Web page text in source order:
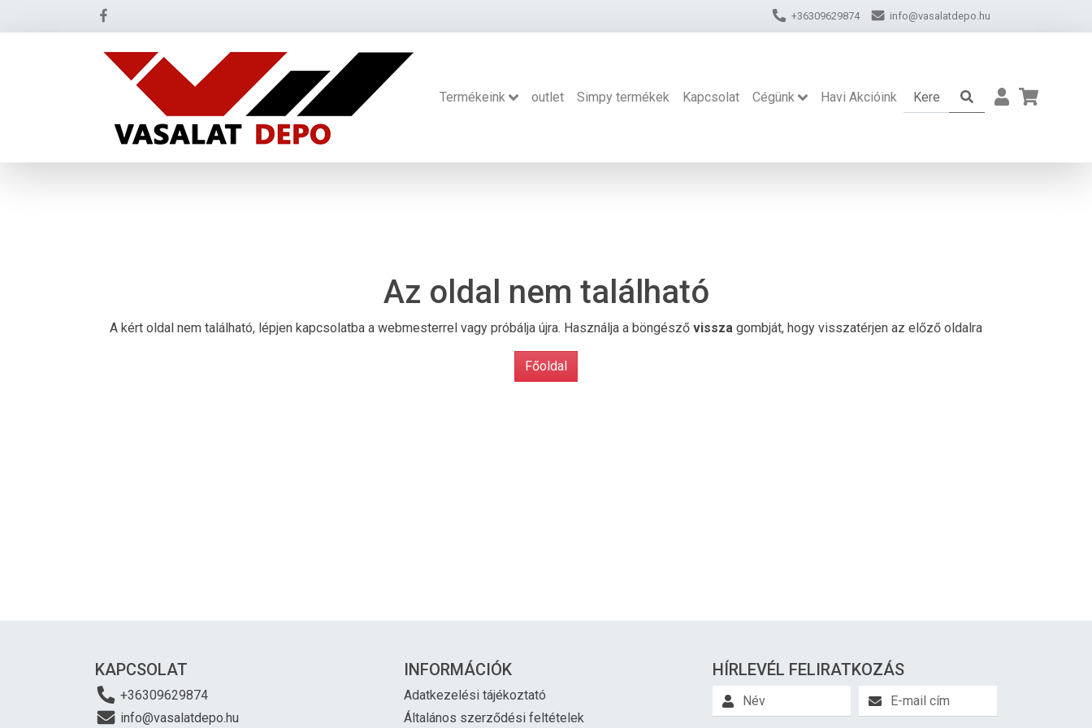
+36309629874 info@vasalatdepo.hu
Termékeink outlet Simpy termékek Kapcsolat Cégünk Havi Akcióink
Az oldal nem található
A kért oldal nem található, lépjen kapcsolatba a webmesterrel vagy próbálja újra. Használja a böngésző vissza gombját, hogy visszatérjen az előző oldalra
Főoldal
KAPCSOLAT
+36309629874
info@vasalatdepo.hu
INFORMÁCIÓK
Adatkezelési tájékoztató
Általános szerződési feltételek
HÍRLEVÉL FELIRATKOZÁS